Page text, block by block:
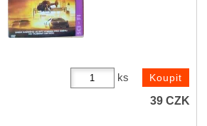
ks
39CZK